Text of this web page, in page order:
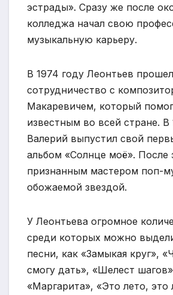
эстрады». Сразу же после
колледжа начал свою
музыкальную карьеру.
В 1974 году Леонтьев прошел
сотрудничество с
Макаревичем, который
известным во всей стране. В
Валерий выпустил свой
альбом «Солнце моё». После
признанным мастером поп-
обожаемой звездой.
У Леонтьева огромное
среди которых можно
песни, как «Замыкая круг»,
смогу дать», «Шелест
«Маргарита», «Это лето, это